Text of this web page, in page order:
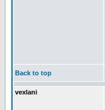
Back to top
vexlani